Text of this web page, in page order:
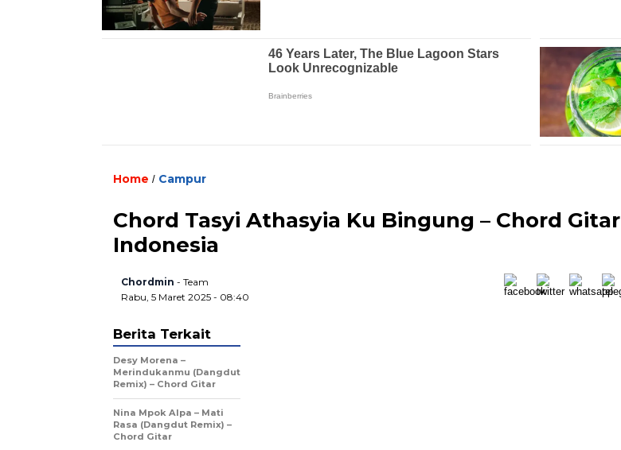
Home / Campur
Chord Tasyi Athasyia Ku Bingung – Chord Gitar
Indonesia
Chordmin - Team
Rabu, 5 Maret 2025 - 08:40
Berita Terkait
Desy Morena –
Merindukanmu (Dangdut
Remix) – Chord Gitar
Nina Mpok Alpa – Mati
Rasa (Dangdut Remix) –
Chord Gitar